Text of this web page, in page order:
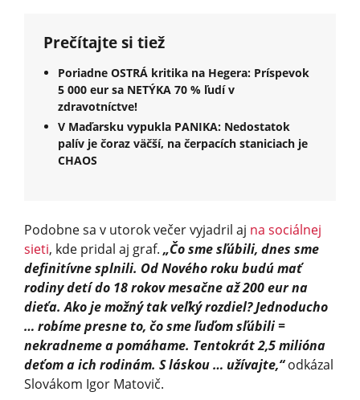
Prečítajte si tiež
Poriadne OSTRÁ kritika na Hegera: Príspevok
5 000 eur sa NETÝKA 70 % ľudí v
zdravotníctve!
V Maďarsku vypukla PANIKA: Nedostatok
palív je čoraz väčší, na čerpacích staniciach je
CHAOS
Podobne sa v utorok večer vyjadril aj na sociálnej
sieti, kde pridal aj graf. „Čo sme sľúbili, dnes sme
definitívne splnili. Od Nového roku budú mať
rodiny detí do 18 rokov mesačne až 200 eur na
dieťa. Ako je možný tak veľký rozdiel? Jednoducho
… robíme presne to, čo sme ľuďom sľúbili =
nekradneme a pomáhame. Tentokrát 2,5 milióna
deťom a ich rodinám. S láskou … užívajte,“odkázal
Slovákom Igor Matovič.